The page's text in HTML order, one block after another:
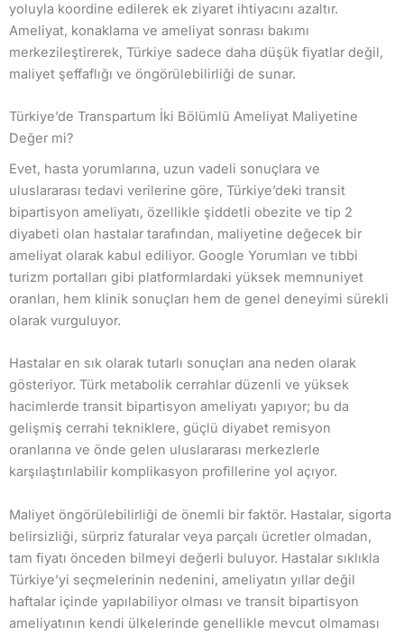
yoluyla koordine edilerek ek ziyaret ihtiyacını azaltır.
Ameliyat, konaklama ve ameliyat sonrası bakımı
merkezileştirerek, Türkiye sadece daha düşük fiyatlar değil,
maliyet şeffaflığı ve öngörülebilirliği de sunar.
Türkiye’de Transpartum İki Bölümlü Ameliyat Maliyetine
Değer mi?
Evet, hasta yorumlarına, uzun vadeli sonuçlara ve
uluslararası tedavi verilerine göre, Türkiye’deki transit
bipartisyon ameliyatı, özellikle şiddetli obezite ve tip 2
diyabeti olan hastalar tarafından, maliyetine değecek bir
ameliyat olarak kabul ediliyor. Google Yorumları ve tıbbi
turizm portalları gibi platformlardaki yüksek memnuniyet
oranları, hem klinik sonuçları hem de genel deneyimi sürekli
olarak vurguluyor.
Hastalar en sık olarak tutarlı sonuçları ana neden olarak
gösteriyor. Türk metabolik cerrahlar düzenli ve yüksek
hacimlerde transit bipartisyon ameliyatı yapıyor; bu da
gelişmiş cerrahi tekniklere, güçlü diyabet remisyon
oranlarına ve önde gelen uluslararası merkezlerle
karşılaştırılabilir komplikasyon profillerine yol açıyor.
Maliyet öngörülebilirliği de önemli bir faktör. Hastalar, sigorta
belirsizliği, sürpriz faturalar veya parçalı ücretler olmadan,
tam fiyatı önceden bilmeyi değerli buluyor. Hastalar sıklıkla
Türkiye’yi seçmelerinin nedenini, ameliyatın yıllar değil
haftalar içinde yapılabiliyor olması ve transit bipartisyon
ameliyatının kendi ülkelerinde genellikle mevcut olmaması